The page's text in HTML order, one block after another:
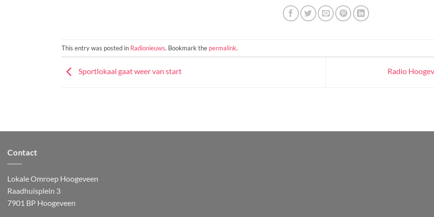
This entry was posted in Radionieuws. Bookmark the permalink.
Sportlokaal gaat weer van start Radio
Contact
Lokale Omroep Hoogeveen
Raadhuisplein 3
7901 BP Hoogeveen